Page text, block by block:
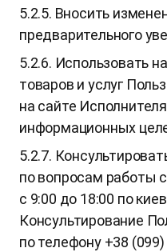
5.2.5. Вносить
предварительного
5.2.6. Использовать
товаров и услуг
на сайте
информационных
5.2.7.
по вопросам работы
с 9:00 до 18:00 по
Консультирование
по телефону +38